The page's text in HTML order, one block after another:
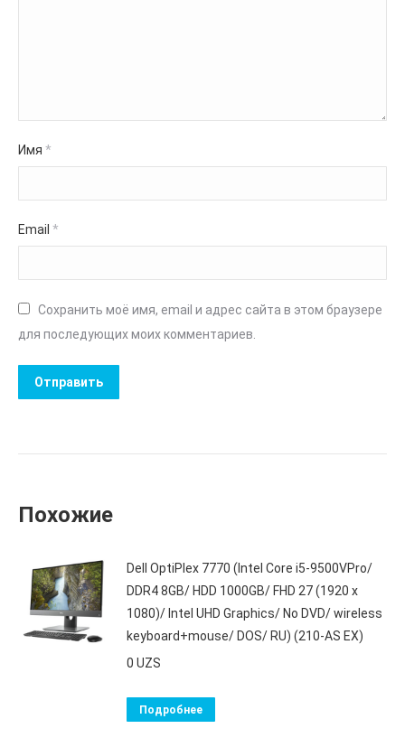
Имя *
Email *
Сохранить моё имя, email и адрес сайта в этом браузере
для последующих моих комментариев.
Похожие
Dell OptiPlex 7770 (Intel Core i5-9500VPro/
DDR4 8GB/ HDD 1000GB/ FHD 27 (1920 x
1080)/ Intel UHD Graphics/ No DVD/ wireless
keyboard+mouse/ DOS/ RU) (210-AS EX)
0 UZS
Подробнее